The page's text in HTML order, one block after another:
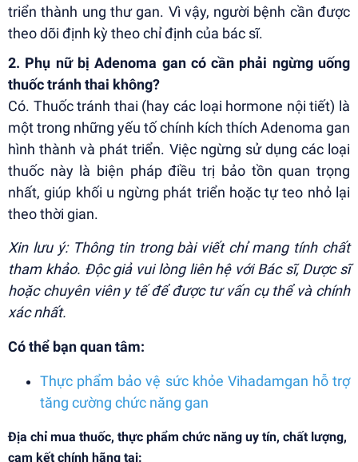
triển thành ung thư gan. Vì vậy, người bệnh cần được
theo dõi định kỳ theo chỉ định của bác sĩ.
2. Phụ nữ bị Adenoma gan có cần phải ngừng uống
thuốc tránh thai không?
Có. Thuốc tránh thai (hay các loại hormone nội tiết) là
một trong những yếu tố chính kích thích Adenoma gan
hình thành và phát triển. Việc ngừng sử dụng các loại
thuốc này là biện pháp điều trị bảo tồn quan trọng
nhất, giúp khối u ngừng phát triển hoặc tự teo nhỏ lại
theo thời gian.
Xin lưu ý: Thông tin trong bài viết chỉ mang tính chất
tham khảo. Độc giả vui lòng liên hệ với Bác sĩ, Dược sĩ
hoặc chuyên viên y tế để được tư vấn cụ thể và chính
xác nhất.
Có thể bạn quan tâm:
Thực phẩm bảo vệ sức khỏe Vihadamgan hỗ trợ
tăng cường chức năng gan
Địa chỉ mua thuốc, thực phẩm chức năng uy tín, chất lượng,
cam kết chính hãng tại: